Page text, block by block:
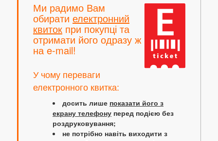
Ми радимо Вам
обирати електронний
квиток при покупці та
отримати його одразу ж
на e-mail!
У чому переваги
електронного квитка:
досить лише показати його з
екрану телефону перед подією без
роздруковування;
не потрібно навіть виходити з